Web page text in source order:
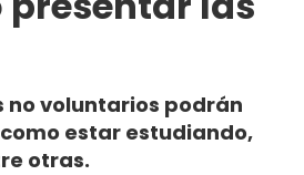
no voluntarios podrán
estar estudiando,
otras.